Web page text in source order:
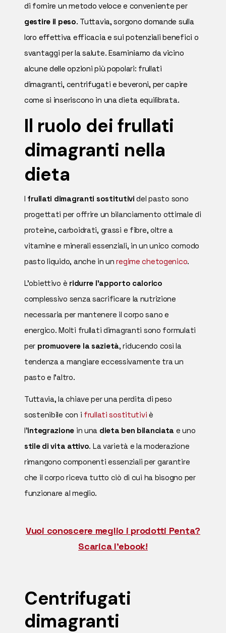
di fornire un metodo veloce e conveniente per
gestire il peso. Tuttavia, sorgono domande sulla
loro effettiva efficacia e sui potenziali benefici o
svantaggi per la salute. Esaminiamo da vicino
alcune delle opzioni più popolari: frullati
dimagranti, centrifugati e beveroni, per capire
come si inseriscono in una dieta equilibrata.
Il ruolo dei frullati
dimagranti nella
dieta
I frullati dimagranti sostitutividel pasto sono
progettati per offrire un bilanciamento ottimale di
proteine, carboidrati, grassi e fibre, oltre a
vitamine e minerali essenziali, in un unico comodo
pasto liquido, anche in unregime chetogenico.
L'obiettivo è ridurre l'apporto calorico
complessivo senza sacrificare la nutrizione
necessaria per mantenere il corpo sano e
energico. Molti frullati dimagranti sono formulati
per promuovere la sazietà, riducendo così la
tendenza a mangiare eccessivamente tra un
pasto e l'altro.
Tuttavia, la chiave per una perdita di peso
sostenibile con i frullati sostitutivi è
l'integrazione in una dieta ben bilanciata e uno
stile di vita attivo. La varietà e la moderazione
rimangono componenti essenziali per garantire
che il corpo riceva tutto ciò di cui ha bisogno per
funzionare al meglio.
Vuoi conoscere meglio i prodotti Penta?
Scarica l'ebook!
Centrifugati
dimagranti